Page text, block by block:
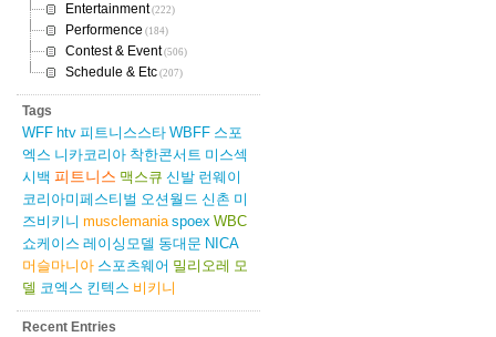
Entertainment(222)
Performence (184)
Contest & Event(506)
Schedule & Etc (207)
Tags
WFF htv 피트니스스타 WBFF 스포
엑스 니카코리아 착한콘서트 미스섹
시백 피트니스 맥스큐 신발 런웨이
코리아미페스티벌 오션월드 신촌 미
즈비키니 musclemania spoex WBC
쇼케이스 레이싱모델 동대문 NICA
머슬마니아 스포츠웨어 밀리오레 모
델 코엑스 킨텍스 비키니
Recent Entries